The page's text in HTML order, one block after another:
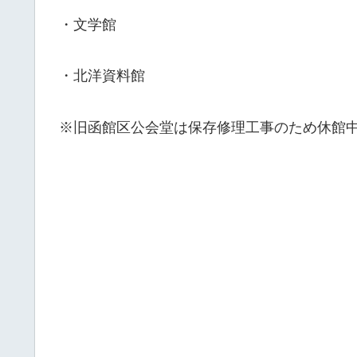
・文学館
・北洋資料館
※旧函館区公会堂は保存修理工事のため休館